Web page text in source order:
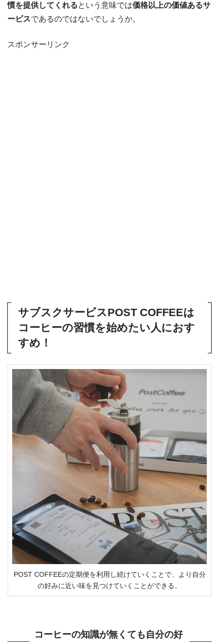
慣を提供してくれるという意味では価格以上の価値あるサ
ービスであるのではないでしょうか。
スポンサーリンク
サブスクサービスPOST COFFEEは
コーヒーの習慣を始めたい人におす
すめ！
POST COFFEEの定期便を利用し続けていくことで、より自分
の好みに近い味を見つけていくことができる。
コーヒーの知識が無くても自分の好